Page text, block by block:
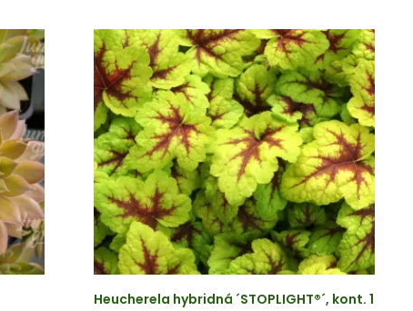
Heucherela hybridná ´STOPLIGHT®´, kont. 1